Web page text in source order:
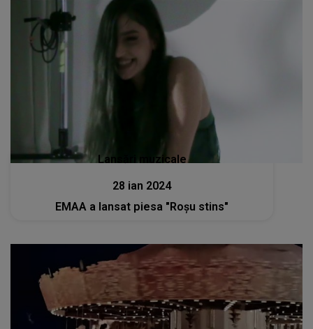
Lansări muzicale
28 ian 2024
EMAA a lansat piesa "Roșu stins"